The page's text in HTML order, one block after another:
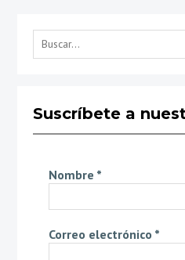
Suscríbete a
Nombre *
Correo electrónico *